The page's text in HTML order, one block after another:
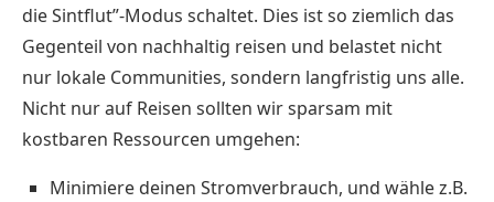
die Sintflut”-Modus schaltet. Dies ist so ziemlich das
Gegenteil von nachhaltig reisen und belastet nicht
nur lokale Communities, sondern langfristig uns alle.
Nicht nur auf Reisen sollten wir sparsam mit
kostbaren Ressourcen umgehen:
Minimiere deinen Stromverbrauch, und wähle z.B.